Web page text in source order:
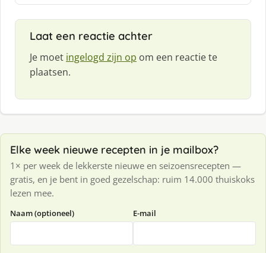
Laat een reactie achter
Je moet ingelogd zijn op om een reactie te
plaatsen.
Elke week nieuwe recepten in je mailbox?
1× per week de lekkerste nieuwe en seizoensrecepten —
gratis, en je bent in goed gezelschap: ruim 14.000 thuiskoks
lezen mee.
Naam (optioneel) E-mail